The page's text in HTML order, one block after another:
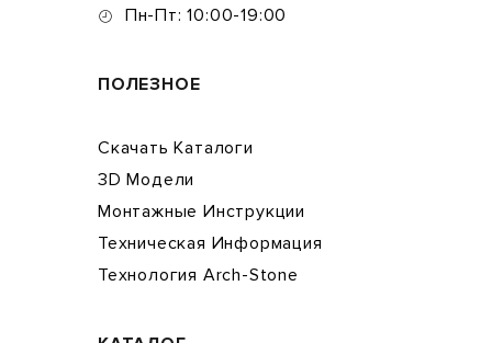
Пн-Пт: 10:00-19:00
ПОЛЕЗНОЕ
Скачать Каталоги
3D Модели
Монтажные Инструкции
Техническая Информация
Технология Arch-Stone